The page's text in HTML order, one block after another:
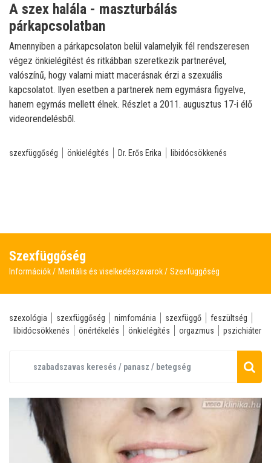
A szex halála - maszturbálás
párkapcsolatban
Amennyiben a párkapcsolaton belül valamelyik fél rendszeresen
végez önkielégítést és ritkábban szeretkezik partnerével,
valószínű, hogy valami miatt macerásnak érzi a szexuális
kapcsolatot. Ilyen esetben a partnerek nem egymásra figyelve,
hanem egymás mellett élnek. Részlet a 2011. augusztus 17-i élő
videorendelésből.
szexfüggőség önkielégítés Dr. Erős Erika libidócsökkenés
Szexfüggőség
Információk Mentális és viselkedészavarok Szexfüggőség
szexológia szexfüggőség nimfománia szexfüggő
feszültség
libidócsökkenés
önértékelés önkielégítés orgazmus pszichiáter